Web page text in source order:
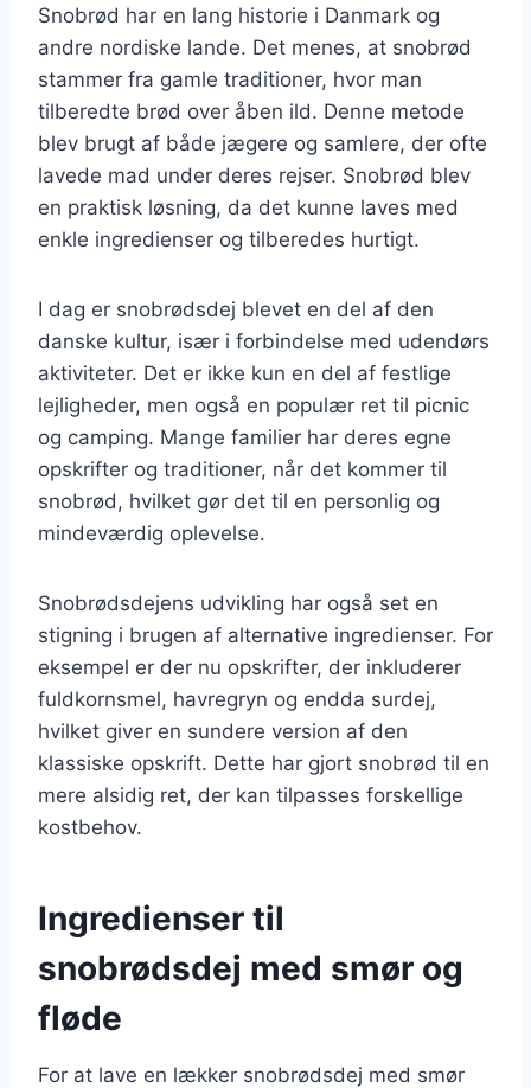
Snobrød har en lang historie i Danmark og
andre nordiske lande. Det menes, at snobrød
stammer fra gamle traditioner, hvor man
tilberedte brød over åben ild. Denne metode
blev brugt af både jægere og samlere, der ofte
lavede mad under deres rejser. Snobrød blev
en praktisk løsning, da det kunne laves med
enkle ingredienser og tilberedes hurtigt.
I dag er snobrødsdej blevet en del af den
danske kultur, især i forbindelse med udendørs
aktiviteter. Det er ikke kun en del af festlige
lejligheder, men også en populær ret til picnic
og camping. Mange familier har deres egne
opskrifter og traditioner, når det kommer til
snobrød, hvilket gør det til en personlig og
mindeværdig oplevelse.
Snobrødsdejens udvikling har også set en
stigning i brugen af alternative ingredienser. For
eksempel er der nu opskrifter, der inkluderer
fuldkornsmel, havregryn og endda surdej,
hvilket giver en sundere version af den
klassiske opskrift. Dette har gjort snobrød til en
mere alsidig ret, der kan tilpasses forskellige
kostbehov.
Ingredienser til
snobrødsdej med smør og
fløde
For at lave en lækker snobrødsdej med smør